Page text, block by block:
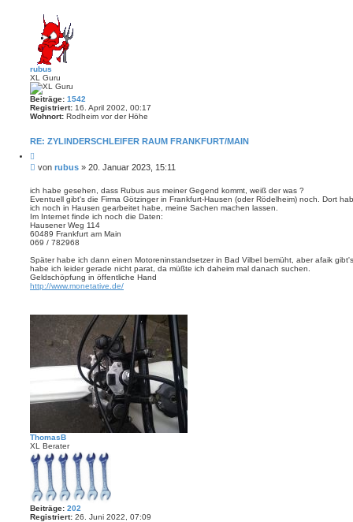
rubus
XL Guru
Beiträge: 1542
Registriert: 16. April 2002, 00:17
Wohnort: Rodheim vor der Höhe
RE: ZYLINDERSCHLEIFER RAUM FRANKFURT/MAIN
i
t
e
r
e
n
B
i
t
r
a
g
von rubus » 20. Januar 2023, 15:11
ich habe gesehen, dass Rubus aus meiner Gegend kommt, weiß der was ?
Eventuell gibt's die Firma Götzinger in Frankfurt-Hausen (oder Rödelheim) noch. Dort
ich noch in Hausen gearbeitet habe, meine Sachen machen lassen.
Im Internet finde ich noch die Daten:
Hausener Weg 114
60489 Frankfurt am Main
069 / 782968
Später habe ich dann einen Motoreninstandsetzer in Bad Vilbel bemüht, aber afaik
habe ich leider gerade nicht parat, da müßte ich daheim mal danach suchen.
Geldschöpfung in öffentliche Hand
http://www.monetative.de/
ThomasB
XL Berater
Beiträge: 202
Registriert: 26. Juni 2022, 07:09